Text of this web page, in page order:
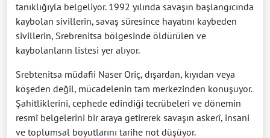
tanıklığıyla belgeliyor. 1992 yılında savaşın başlangıcında
kaybolan sivillerin, savaş süresince hayatını kaybeden
sivillerin, Srebrenitsa bölgesinde öldürülen ve
kaybolanların listesi yer alıyor.
Srebtenitsa müdafii Naser Oriç, dışardan, kıyıdan veya
köşeden değil, mücadelenin tam merkezinden konuşuyor.
Şahitliklerini, cephede edindiği tecrübeleri ve dönemin
resmî belgelerini bir araya getirerek savaşın askerî, insani
ve toplumsal boyutlarını tarihe not düşüyor.